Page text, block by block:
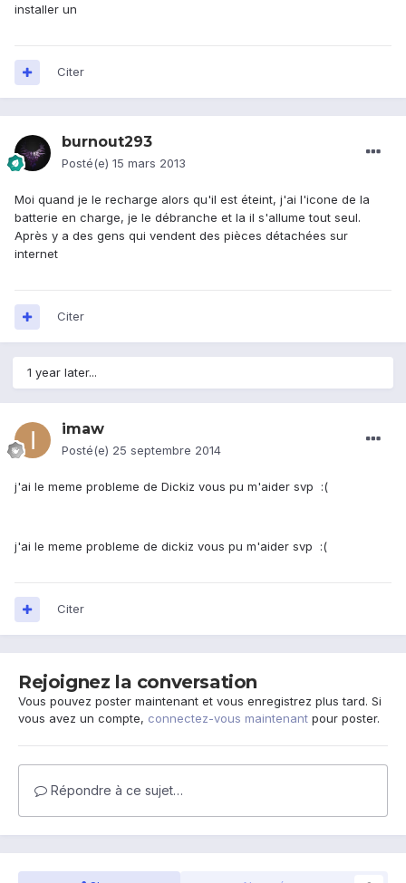
installer un
Citer
burnout293
Posté(e) 15 mars 2013
Moi quand je le recharge alors qu'il est éteint, j'ai l'icone de la
batterie en charge, je le débranche et la il s'allume tout seul.
Après y a des gens qui vendent des pièces détachées sur
internet
Citer
1 year later...
imaw
Posté(e) 25 septembre 2014
j'ai le meme probleme de Dickiz vous pu m'aider svp :(
j'ai le meme probleme de dickiz vous pu m'aider svp :(
Citer
Rejoignez la conversation
Vous pouvez poster maintenant et vous enregistrez plus tard. Si
vous avez un compte, connectez-vous maintenant pour poster.
Répondre à ce sujet…